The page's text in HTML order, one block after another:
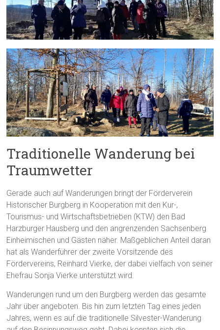
Traditionelle Wanderung bei
Traumwetter
Gerade auch auf Wanderungen bringt der Förderverein
Historischer Burgberg in Kooperation mit den Kur-,
Tourismus- und Wirtschaftsbetrieben (KTW) den Bad
Harzburger Hausberg und den angrenzenden Sachsenberg
Einheimischen und Gästen näher. Maßgeblichen Anteil daran
hat als Wanderführer der zweite Vorsitzende des
Fördervereins, Reinhard Vierke, der dabei vielfach von seiner
Ehefrau Sonja Vierke unterstützt wird.
Wanderungen rund um den Burgberg werden das gesamte
Jahr über angeboten. Bis hin zum letzten Tag eines jeden
Jahres, wenn es auf die traditionelle Silvester-Wanderung